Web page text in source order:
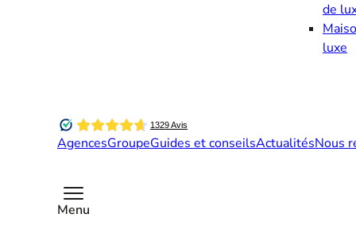
de
luxe
AgencesGroupeGuides et conseilsActualitésNous
Menu